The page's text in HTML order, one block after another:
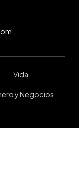
Vida
y Negocios